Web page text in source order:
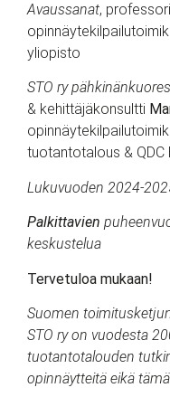
Avaussanat, professori
yliopisto
STO ry
& kehittäjäkonsultti
tuotantotalous & QDC
Lukuvuoden 2024-
Palkittavien
keskustelua
Tervetuloa mukaan!
Suomen
STO ry on vuodesta
tuotantotalouden
opinnäytteitä eikä